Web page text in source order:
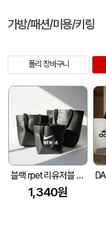
가방/패션/미용/키링
폴리 장바구니
블랙 rpet 리유저블 가방 (소, 중, 대)
1,340원